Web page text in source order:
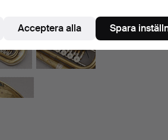
Acceptera alla Spara